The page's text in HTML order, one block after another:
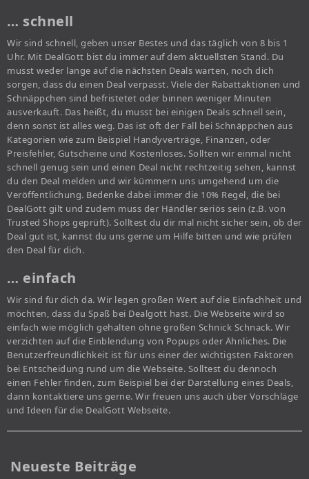
… schnell
Wir sind schnell, geben unser Bestes und das täglich von 8 bis 1
Uhr. Mit DealGott bist du immer auf dem aktuellsten Stand. Du
musst weder lange auf die nächsten Deals warten, noch dich
sorgen, dass du einen Deal verpasst. Viele der Rabattaktionen und
Schnäppchen sind befristetet oder binnen weniger Minuten
ausverkauft. Das heißt, du musst bei einigen Deals schnell sein,
denn sonst ist alles weg. Das ist oft der Fall bei Schnäppchen aus
Kategorien wie zum Beispiel Handyverträge, Finanzen, oder
Preisfehler, Gutscheine und Kostenloses. Sollten wir einmal nicht
schnell genug sein und einen Deal nicht rechtzeitig sehen, kannst
du den Deal melden und wir kümmern uns umgehend um die
Veröffentlichung. Bedenke dabei immer die 10% Regel, die bei
DealGott gilt und zudem muss der Händler seriös sein (z.B. von
Trusted Shops geprüft). Solltest du dir mal nicht sicher sein, ob der
Deal gut ist, kannst du uns gerne um Hilfe bitten und wie prüfen
den Deal für dich.
… einfach
Wir sind für dich da. Wir legen großen Wert auf die Einfachheit und
möchten, dass du Spaß bei Dealgott hast. Die Webseite wird so
einfach wie möglich gehalten ohne großen Schnick Schnack. Wir
verzichten auf die Einblendung von Popups oder Ähnliches. Die
Benutzerfreundlichkeit ist für uns einer der wichtigsten Faktoren
bei Entscheidung rund um die Webseite. Solltest du dennoch
einen Fehler finden, zum Beispiel bei der Darstellung eines Deals,
dann kontaktiere uns gerne. Wir freuen uns auch über Vorschläge
und Ideen für die DealGott Webseite.
Neueste Beiträge